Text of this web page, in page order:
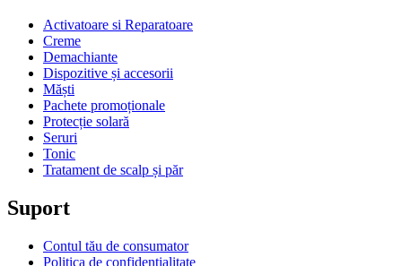
Activatoare si Reparatoare
Creme
Demachiante
Dispozitive și accesorii
Măști
Pachete promoționale
Protecție solară
Seruri
Tonic
Tratament de scalp și păr
Suport
Contul tău de consumator
Politica de confidențialitate